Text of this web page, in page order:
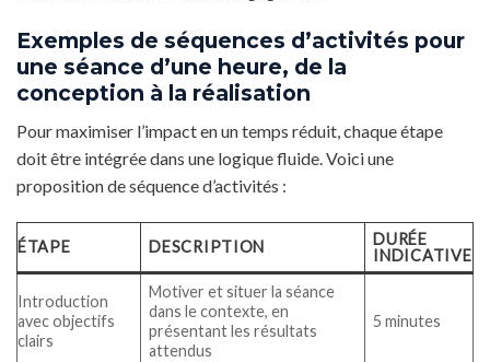
Exemples de séquences d’activités pour
une séance d’une heure, de la
conception à la réalisation
Pour maximiser l’impact en un temps réduit, chaque étape
doit être intégrée dans une logique fluide. Voici une
proposition de séquence d’activités :
ÉTAPE DESCRIPTION
DURÉE
INDICATIVE
Introduction
avec objectifs
clairs
Motiver et situer la séance
dans le contexte, en
présentant les résultats
attendus
5 minutes